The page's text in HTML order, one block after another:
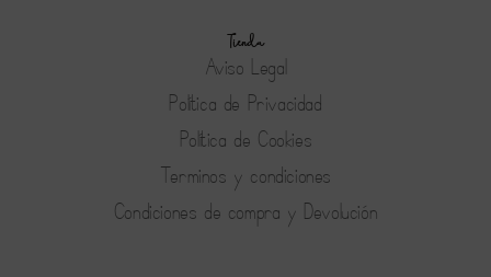
Tienda
Aviso Legal
Política de Privacidad
Política de Cookies
Terminos y condiciones
Condiciones de compra y Devolución